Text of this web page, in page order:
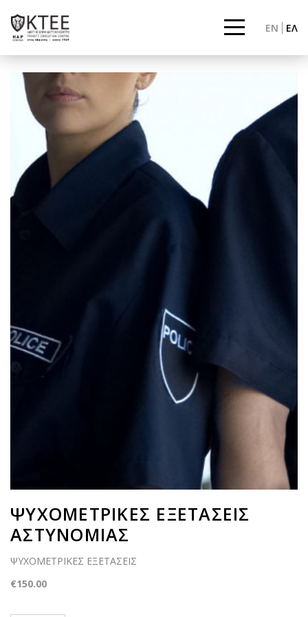
EN ΕΛ
ΨΥΧΟΜΕΤΡΙΚΕΣ ΕΞΕΤΑΣΕΙΣ
ΑΣΤΥΝΟΜΙΑΣ
ΨΥΧΟΜΕΤΡΙΚΕΣ ΕΞΕΤΑΣΕΙΣ
€150.00